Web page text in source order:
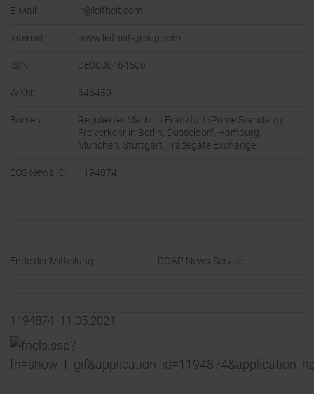
E-Mail: ir@leifheit.com
Internet: www.leifheit-group.com
ISIN: DE0006464506
WKN: 646450
Börsen:
Regulierter Markt in Frankfurt (Prime Standard);
Freiverkehr in Berlin, Düsseldorf, Hamburg,
München, Stuttgart, Tradegate Exchange
EQS News ID: 1194874
Ende der Mitteilung DGAP News-Service
1194874 11.05.2021